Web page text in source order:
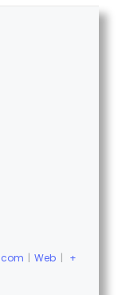
| Web | +